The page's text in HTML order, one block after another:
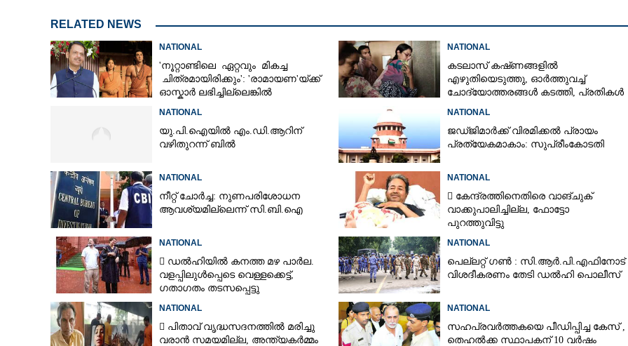
RELATED NEWS
NATIONAL
'നൂറ്റാണ്ടിലെ ഏറ്റവും മികച്ച
ചിത്രമായിരിക്കും': 'രാമായണ'യ്ക്ക്
ഓസ്കാ‌ർ ലഭിച്ചില്ലെങ്കിൽ
NATIONAL
കടലാസ് കഷ്‌ണങ്ങളിൽ
എഴുതിയെടുത്തു, ഓർത്തുവച്ച്
ചോദ്യോത്തരങ്ങൾ കടത്തി, പ്രതികൾ
NATIONAL
യു.പി.ഐയിൽ എം.ഡി.ആറിന്
വഴിതുറന്ന് ബിൽ
NATIONAL
ജഡ്‌ജിമാർക്ക് വിരമിക്കൽ പ്രായം
പ്രത്യേകമാകാം: സുപ്രീംകോടതി
NATIONAL
നീറ്റ് ചോർച്ച: നുണപരിശോധന
ആവശ്യമില്ലെന്ന് സി.ബി.ഐ
NATIONAL
 കേന്ദ്രത്തിനെതിരെ വാങ്‌ചുക്
വാക്കുപാലിച്ചില്ല, ഫോട്ടോ
പുറത്തുവിട്ടു
NATIONAL
 ഡൽഹിയിൽ കനത്ത മഴ പാർല.
വളപ്പിലുൾപ്പെടെ വെള്ളക്കെട്ട്,
ഗതാഗതം തടസപ്പെട്ടു
NATIONAL
പെല്ലറ്റ് ഗൺ : സി.ആർ.പി.എഫിനോട്
വിശദീകരണം തേടി ഡൽഹി പൊലീസ്
NATIONAL
 പിതാവ് വൃദ്ധസദനത്തിൽ മരിച്ചു
വരാൻ സമയമില്ല,​ അന്ത്യകർമ്മം
NATIONAL
സഹപ്രവർത്തകയെ പീഡിപ്പിച്ച കേസ് ,
തെഹൽക്ക സ്ഥാപകന് 10 വർഷം
അടിമുടി പതറി തൃണമൂൽ: 'ഒന്നുകിൽ
ഞാൻ അല്ലെങ്കിൽ അഭിഷേക്', മമതയ്ക്ക്
വിശ്വസ്തന്റെ അന്ത്യശാസനം